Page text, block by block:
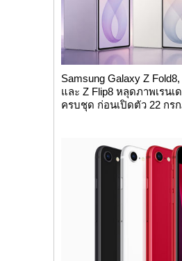
Samsung Galaxy Z
และ Z Flip8 หลุดภาพเรนเ
ครบชุด ก่อนเปิดตัว 22 กร